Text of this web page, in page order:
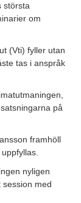
största
om
(Vti) fyller utan
tas i anspråk
på
framhöll
nyligen
med